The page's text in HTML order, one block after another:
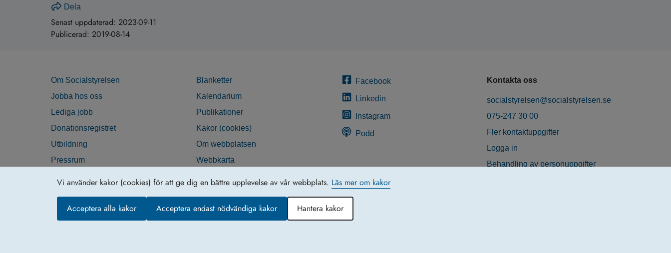
Vi använder kakor (cookies) för att ge dig en bättre upplevelse av vår webbplats. Läs mer om kakor
Acceptera alla kakor Acceptera endast nödvändiga kakor Hantera kakor
Dela
Senast uppdaterad: 2023-09-11
Publicerad: 2019-08-14
Om Socialstyrelsen
Jobba hos oss
Lediga jobb
Donationsregistret
Utbildning
Pressrum
Blanketter
Kalendarium
Publikationer
Kakor (cookies)
Om webbplatsen
Webbkarta
Facebook
Linkedin
Instagram
Podd
Kontakta oss
socialstyrelsen@socialstyrelsen.se
075-247 30 00
Fler kontaktuppgifter
Logga in
Behandling av personuppgifter